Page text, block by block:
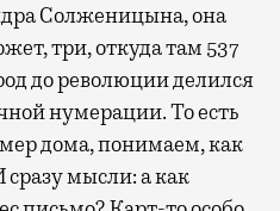
Солженицына, она
три, откуда там 537
до революции делился
нумерации. То есть
дома, понимаем, как
мысли: а как